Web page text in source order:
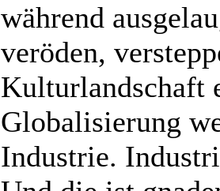
während
veröden,
Kulturlandschaft
Globalisierung
Industrie.